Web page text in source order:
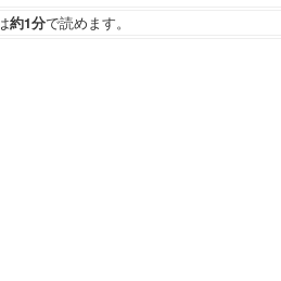
約1分で読めます。